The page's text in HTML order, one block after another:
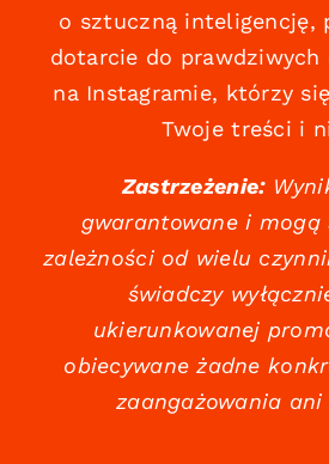
o sztuczną inteligencję,
dotarcie do prawdziwych
na Instagramie, którzy
Twoje treści i
Zastrzeżenie:
gwarantowane i mogą
zależności od wielu
świadczy
ukierunkowanej
obiecywane żadne
zaangażowania ani